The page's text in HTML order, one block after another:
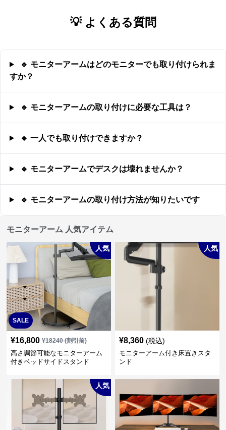
💡 よくある質問
🔹 モニターアームはどのモニターでも取り付けられま
すか？
🔹 モニターアームの取り付けに必要な工具は？
🔹 一人でも取り付けできますか？
🔹 モニターアームでデスクは壊れませんか？
🔹 モニターアームの取り付け方法が知りたいです
モニターアーム 人気アイテム
SALE
人気
¥16,800 ¥18240(割引前)
高さ調節可能なモニターアーム
付きベッドサイドスタンド
人気
¥8,360 (税込)
モニターアーム付き床置きスタ
ンド
人気